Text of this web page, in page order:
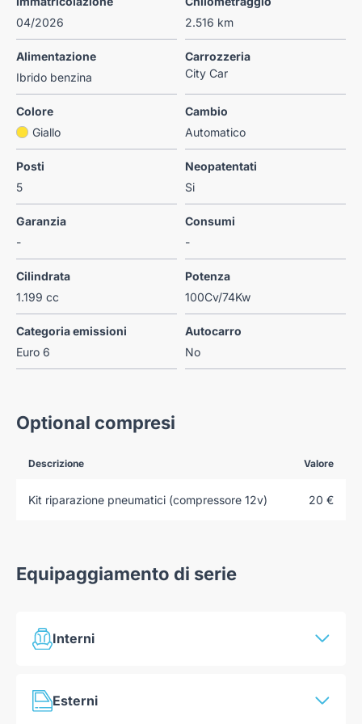
04/2026
2.516 km
Alimentazione
Ibrido benzina
Carrozzeria
City Car
Colore
Giallo
Cambio
Automatico
Posti
5
Neopatentati
Si
Garanzia
-
Consumi
-
Cilindrata
1.199 cc
Potenza
100Cv/74Kw
Categoria emissioni
Euro 6
Autocarro
No
Optional compresi
Descrizione Valore
Kit riparazione pneumatici (compressore 12v) 20 €
Equipaggiamento di serie
Interni
Sedile lato guida regolabile manualmente in altezza
Esterni